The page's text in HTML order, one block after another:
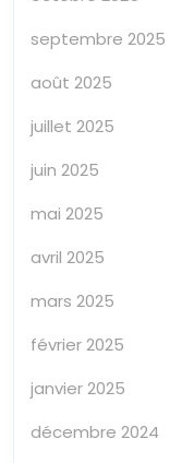
septembre 2025
août 2025
juillet 2025
juin 2025
mai 2025
avril 2025
mars 2025
février 2025
janvier 2025
décembre 2024